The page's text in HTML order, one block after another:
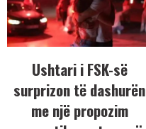
Ushtari i FSK-së
surprizon të dashurën
me një propozim